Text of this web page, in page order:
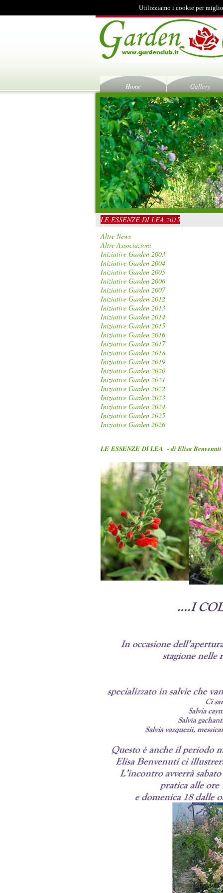
Utilizziamo i cookie per
Home Gallery
LE ESSENZE DI LEA 2015
Altre News
Altre Associazioni
Iniziative Garden 2003
Iniziative Garden 2004
Iniziative Garden 2005
Iniziative Garden 2006
Iniziative Garden 2007
Iniziative Garden 2012
Iniziative Garden 2013
Iniziative Garden 2014
Iniziative Garden 2015
Iniziative Garden 2016
Iniziative Garden 2017
Iniziative Garden 2018
Iniziative Garden 2019
Iniziative Garden 2020
Iniziative Garden 2021
Iniziative Garden 2022
Iniziative Garden 2023
Iniziative Garden 2024
Iniziative Garden 2025
Iniziative Garden 2026
LE ESSENZE DI LEA - di Elisa Benvenuti